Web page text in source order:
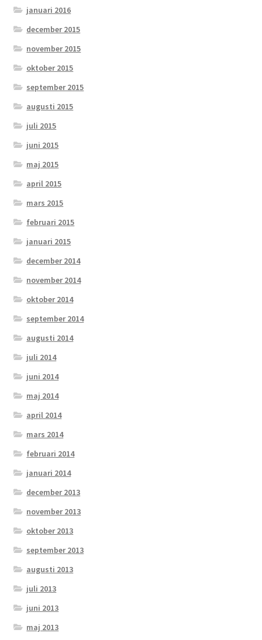
januari 2016
december 2015
november 2015
oktober 2015
september 2015
augusti 2015
juli 2015
juni 2015
maj 2015
april 2015
mars 2015
februari 2015
januari 2015
december 2014
november 2014
oktober 2014
september 2014
augusti 2014
juli 2014
juni 2014
maj 2014
april 2014
mars 2014
februari 2014
januari 2014
december 2013
november 2013
oktober 2013
september 2013
augusti 2013
juli 2013
juni 2013
maj 2013